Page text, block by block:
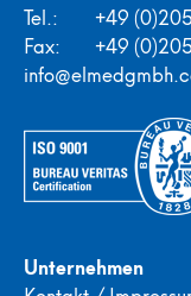
Tel.:
+49
Fax:
+49
Unternehmen